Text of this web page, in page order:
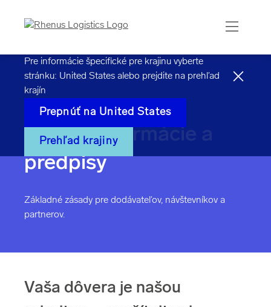
Pre informácie špecifické pre krajinu vyberte
stránku: United States alebo prejdite na prehľad
krajín
Prepnúť na United States
Prehľad krajiny
Právne informácie a
predpisy
Základné zásady pre dodávateľov, návštevníkov a
partnerov.
Vaša dôvera je našou